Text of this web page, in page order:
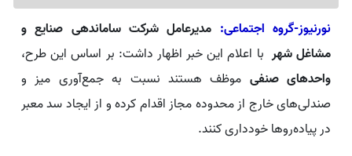
نورنیوز-گروه اجتماعی: مدیرعامل شرکت ساماندهی صنایع و
مشاغل شهربا اعلام این خبر اظهار داشت: بر اساس این طرح،
واحدهای صنفی موظف هستند نسبت به جمع‌آوری میز و
صندلی‌های خارج از محدوده مجاز اقدام کرده و از ایجاد سد معبر
در پیاده‌روها خودداری کنند.